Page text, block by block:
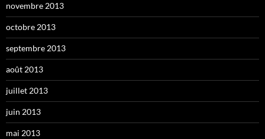
novembre 2013
octobre 2013
septembre 2013
août 2013
juillet 2013
juin 2013
mai 2013